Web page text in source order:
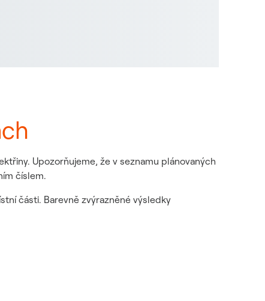
Upozorňujeme, že v seznamu plánovaných
číslem.
části. Barevně zvýrazněné výsledky